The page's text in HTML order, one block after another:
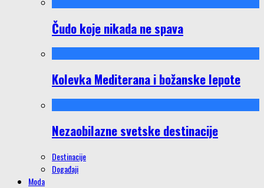
Čudo koje nikada ne spava
Kolevka Mediterana i božanske lepote
Nezaobilazne svetske destinacije
Destinacije
Događaji
Moda